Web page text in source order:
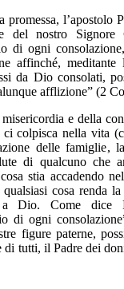
promessa, l’apostolo
nostro Signore
di ogni
affinché, meditante
da Dio consolati,
afflizione” (2
e della
colpisca nella vita
delle famiglie,
di qualcuno che
stia accadendo
cosa renda
a Dio. Come dice
di ogni
figure paterne,
di tutti, il Padre dei